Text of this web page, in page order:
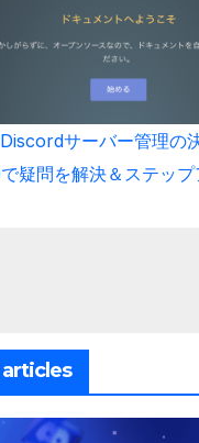
サーバー管理の
疑問を解決＆ステッ